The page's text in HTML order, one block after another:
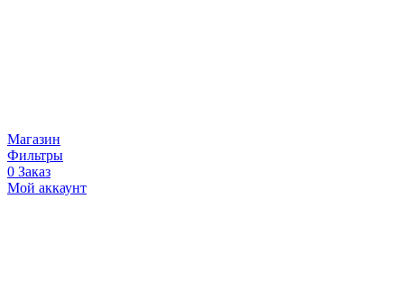
Магазин
Фильтры
0 Заказ
Мой аккаунт